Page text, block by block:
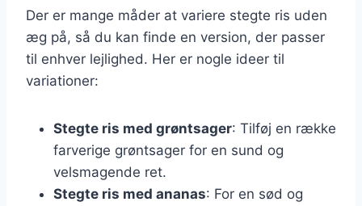
Der er mange måder at variere stegte ris uden
æg på, så du kan finde en version, der passer
til enhver lejlighed. Her er nogle ideer til
variationer:
Stegte ris med grøntsager: Tilføj en række
farverige grøntsager for en sund og
velsmagende ret.
Stegte ris med ananas: For en sød og